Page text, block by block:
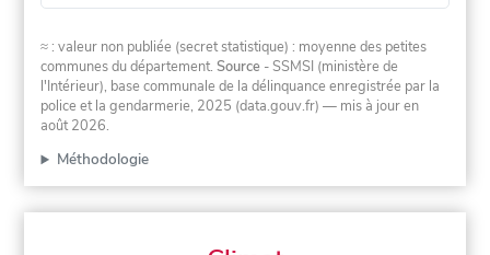
≈ : valeur non publiée (secret statistique) : moyenne des petites
communes du département.Source - SSMSI (ministère de
l'Intérieur), base communale de la délinquance enregistrée par la
police et la gendarmerie, 2025 (data.gouv.fr) — mis à jour en
août 2026.
Méthodologie